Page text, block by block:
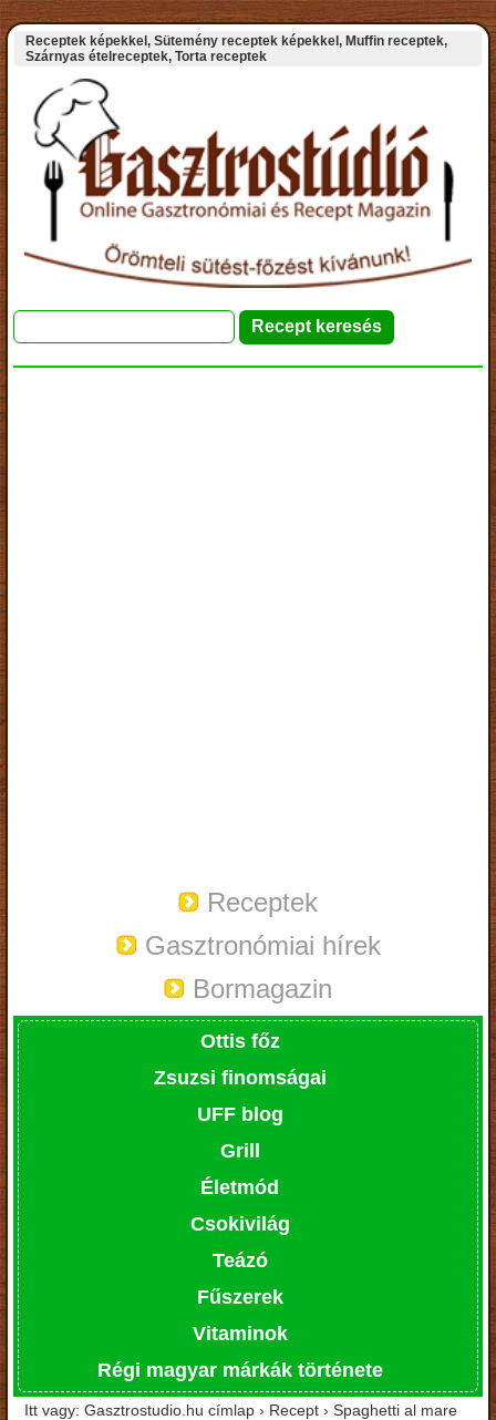
Receptek képekkel, Sütemény receptek képekkel, Muffin receptek,
Szárnyas ételreceptek, Torta receptek
Receptek
Gasztronómiai hírek
Bormagazin
Ottis főz
Zsuzsi finomságai
UFF blog
Grill
Életmód
Csokivilág
Teázó
Fűszerek
Vitaminok
Régi magyar márkák története
Itt vagy: Gasztrostudio.hu címlap › Recept › Spaghetti al mare